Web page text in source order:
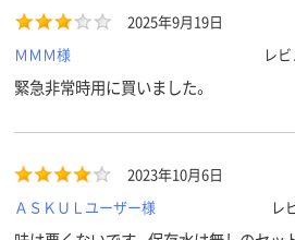
2025年9月19日
ＭＭＭ様
レ
緊急非常時用に買いました。
2023年10月6日
ＡＳＫＵＬユーザー様
レ